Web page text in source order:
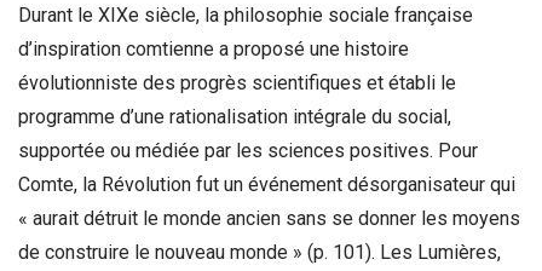
Durant le XIXe siècle, la philosophie sociale française
d’inspiration comtienne a proposé une histoire
évolutionniste des progrès scientifiques et établi le
programme d’une rationalisation intégrale du social,
supportée ou médiée par les sciences positives. Pour
Comte, la Révolution fut un événement désorganisateur qui
« aurait détruit le monde ancien sans se donner les moyens
de construire le nouveau monde » (p. 101). Les Lumières,